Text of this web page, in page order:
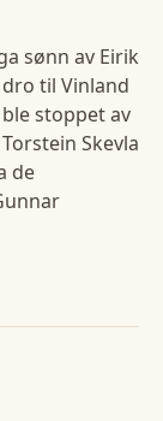
sønn av Eirik
til Vinland
stoppet av
Skevla
de